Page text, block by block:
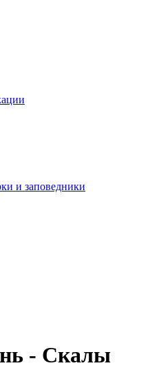
и заповедники
- Скалы